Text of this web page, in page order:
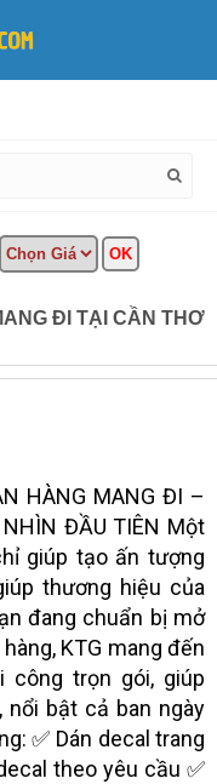
ĐI TẠI CẦN THƠ
HÀNG MANG ĐI –
NHÌN ĐẦU TIÊN Một
giúp tạo ấn tượng
thương hiệu của
đang chuẩn bị mở
KTG mang đến
trọn gói, giúp
nổi bật cả ban ngày
✅ Dán decal trang
theo yêu cầu ✅